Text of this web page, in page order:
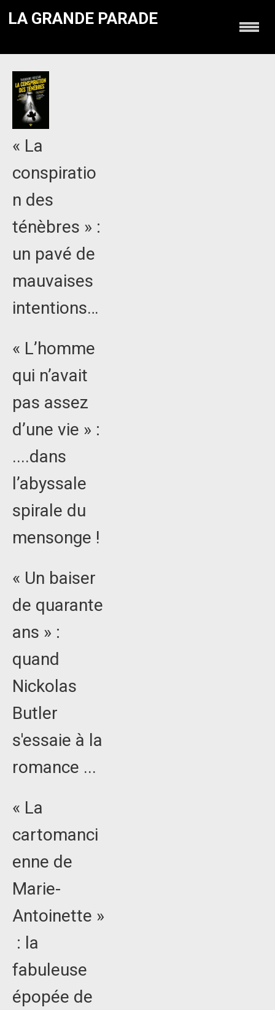
LA GRANDE PARADE
« La
conspiratio
n des
ténèbres » :
un pavé de
mauvaises
intentions…
« L’homme
qui n’avait
pas assez
d’une vie » :
....dans
l’abyssale
spirale du
mensonge !
« Un baiser
de quarante
ans » :
quand
Nickolas
Butler
s'essaie à la
romance ...
« La
cartomanci
enne de
Marie-
Antoinette »
: la
fabuleuse
épopée de